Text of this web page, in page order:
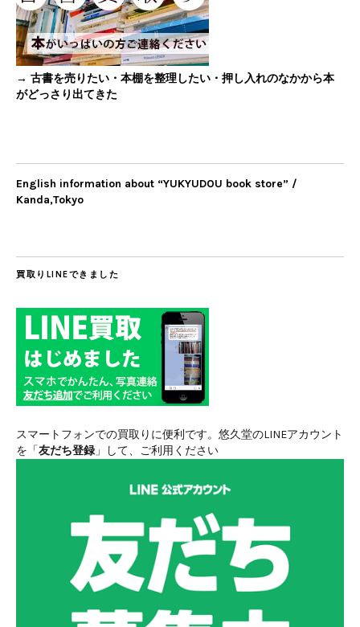
→ 古書を売りたい・本棚を整理したい・押し入れのなかから本
がどっさり出てきた
English information about “YUKYUDOU book store” /
Kanda,Tokyo
買取りLINEできました
スマートフォンでの買取りに便利です。悠久堂のLINEアカウント
を「友だち登録 」して、ご利用ください